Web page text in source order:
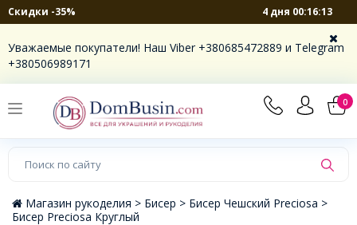
Скидки -35% 4 дня 00:16:13
Уважаемые покупатели! Наш Viber +380685472889 и Telegram
+380506989171
0
Магазин рукоделия > Бисер > Бисер Чешский Preciosa >
Бисер Preciosa Круглый